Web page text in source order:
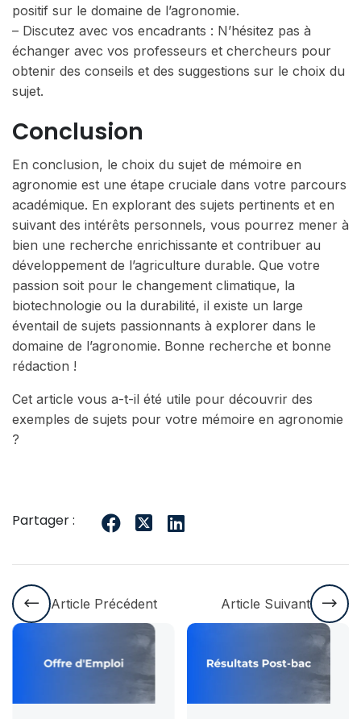
positif sur le domaine de l’agronomie.
– Discutez avec vos encadrants : N’hésitez pas à
échanger avec vos professeurs et chercheurs pour
obtenir des conseils et des suggestions sur le choix du
sujet.
Conclusion
En conclusion, le choix du sujet de mémoire en
agronomie est une étape cruciale dans votre parcours
académique. En explorant des sujets pertinents et en
suivant des intérêts personnels, vous pourrez mener à
bien une recherche enrichissante et contribuer au
développement de l’agriculture durable. Que votre
passion soit pour le changement climatique, la
biotechnologie ou la durabilité, il existe un large
éventail de sujets passionnants à explorer dans le
domaine de l’agronomie. Bonne recherche et bonne
rédaction !
Cet article vous a-t-il été utile pour découvrir des
exemples de sujets pour votre mémoire en agronomie
?
Partager :
Article Précédent Article Suivant